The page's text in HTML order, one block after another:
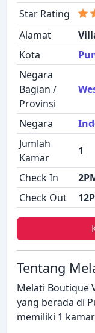
Star Rating
Alamat
Kota
Negara
Bagian /
Provinsi
Negara
Jumlah
Kamar
1
Check In
Check Out
Tentang
Melati Boutique
yang berada di
memiliki 1